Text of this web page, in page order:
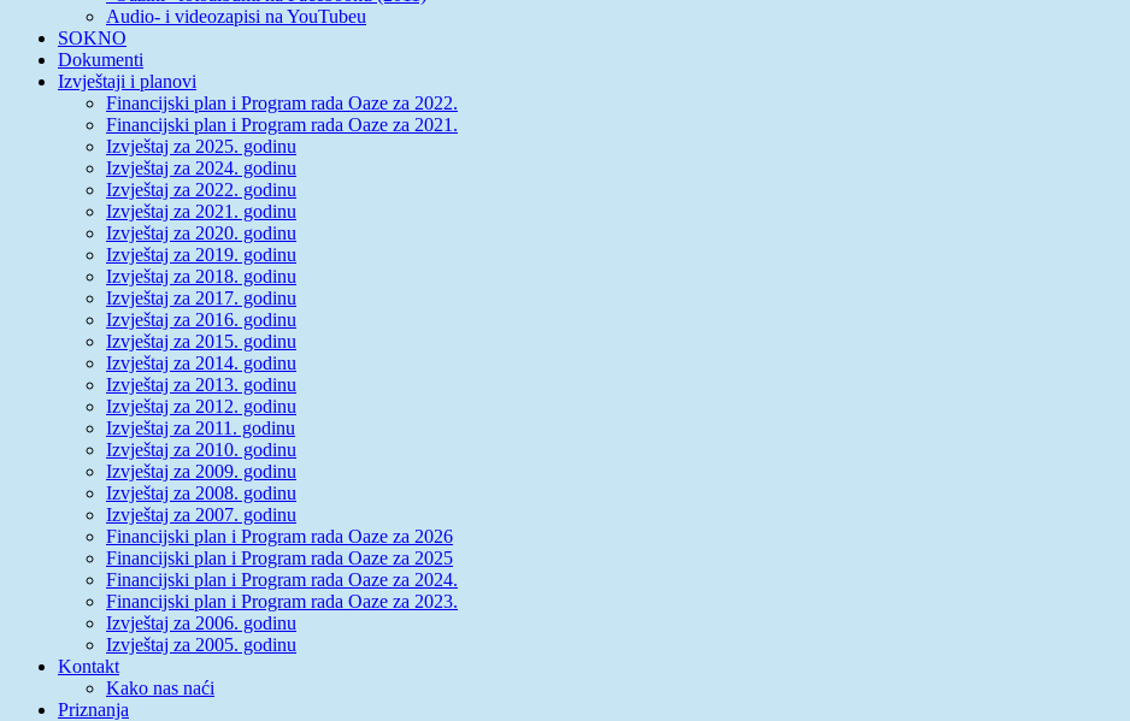
Audio- i videozapisi na YouTubeu
SOKNO
Dokumenti
Izvještaji i planovi
Financijski plan i Program rada Oaze za 2022.
Financijski plan i Program rada Oaze za 2021.
Izvještaj za 2025. godinu
Izvještaj za 2024. godinu
Izvještaj za 2022. godinu
Izvještaj za 2021. godinu
Izvještaj za 2020. godinu
Izvještaj za 2019. godinu
Izvještaj za 2018. godinu
Izvještaj za 2017. godinu
Izvještaj za 2016. godinu
Izvještaj za 2015. godinu
Izvještaj za 2014. godinu
Izvještaj za 2013. godinu
Izvještaj za 2012. godinu
Izvještaj za 2011. godinu
Izvještaj za 2010. godinu
Izvještaj za 2009. godinu
Izvještaj za 2008. godinu
Izvještaj za 2007. godinu
Financijski plan i Program rada Oaze za 2026
Financijski plan i Program rada Oaze za 2025
Financijski plan i Program rada Oaze za 2024.
Financijski plan i Program rada Oaze za 2023.
Izvještaj za 2006. godinu
Izvještaj za 2005. godinu
Kontakt
Kako nas naći
Priznanja